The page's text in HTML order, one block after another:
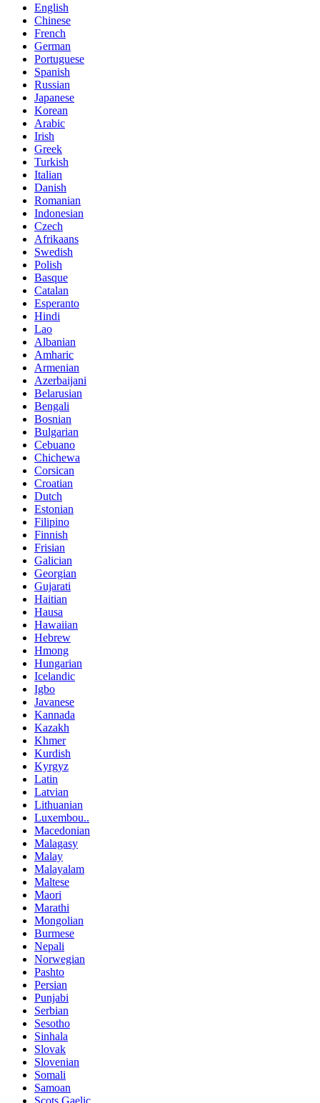
English
Chinese
French
German
Portuguese
Spanish
Russian
Japanese
Korean
Arabic
Irish
Greek
Turkish
Italian
Danish
Romanian
Indonesian
Czech
Afrikaans
Swedish
Polish
Basque
Catalan
Esperanto
Hindi
Lao
Albanian
Amharic
Armenian
Azerbaijani
Belarusian
Bengali
Bosnian
Bulgarian
Cebuano
Chichewa
Corsican
Croatian
Dutch
Estonian
Filipino
Finnish
Frisian
Galician
Georgian
Gujarati
Haitian
Hausa
Hawaiian
Hebrew
Hmong
Hungarian
Icelandic
Igbo
Javanese
Kannada
Kazakh
Khmer
Kurdish
Kyrgyz
Latin
Latvian
Lithuanian
Luxembou..
Macedonian
Malagasy
Malay
Malayalam
Maltese
Maori
Marathi
Mongolian
Burmese
Nepali
Norwegian
Pashto
Persian
Punjabi
Serbian
Sesotho
Sinhala
Slovak
Slovenian
Somali
Samoan
Scots Gaelic